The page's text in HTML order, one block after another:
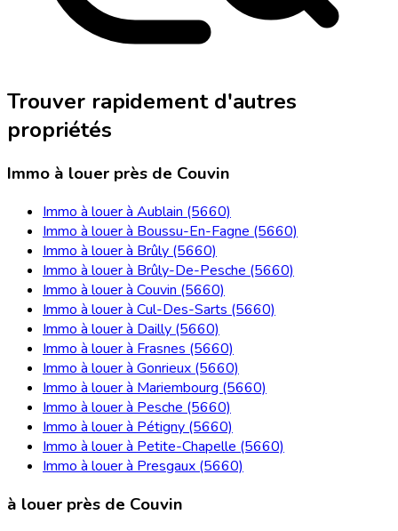
Trouver rapidement d'autres
propriétés
Immo à louer près de Couvin
Immo à louer à Aublain (5660)
Immo à louer à Boussu-En-Fagne (5660)
Immo à louer à Brûly (5660)
Immo à louer à Brûly-De-Pesche (5660)
Immo à louer à Couvin (5660)
Immo à louer à Cul-Des-Sarts (5660)
Immo à louer à Dailly (5660)
Immo à louer à Frasnes (5660)
Immo à louer à Gonrieux (5660)
Immo à louer à Mariembourg (5660)
Immo à louer à Pesche (5660)
Immo à louer à Pétigny (5660)
Immo à louer à Petite-Chapelle (5660)
Immo à louer à Presgaux (5660)
à louer près de Couvin